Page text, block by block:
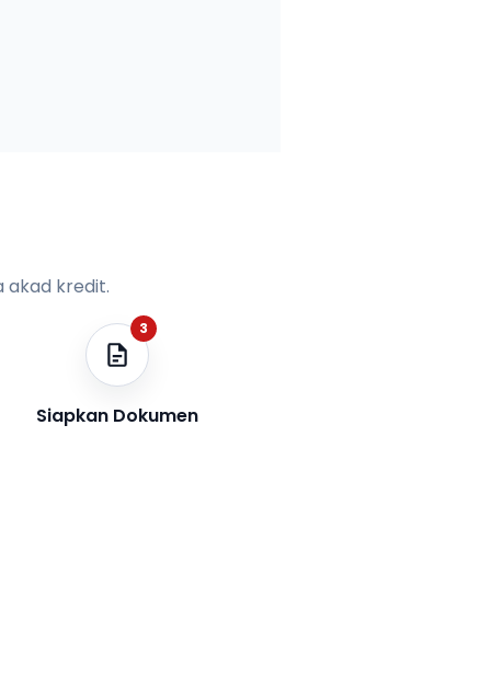
akad kredit.
3
Siapkan Dokumen